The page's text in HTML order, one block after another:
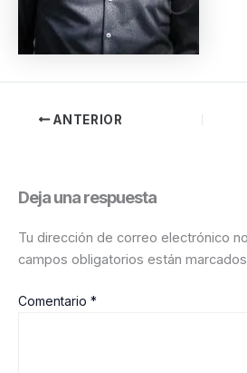
ANTERIOR
Deja una respuesta
Tu dirección de correo electrónico
campos obligatorios están
Comentario *